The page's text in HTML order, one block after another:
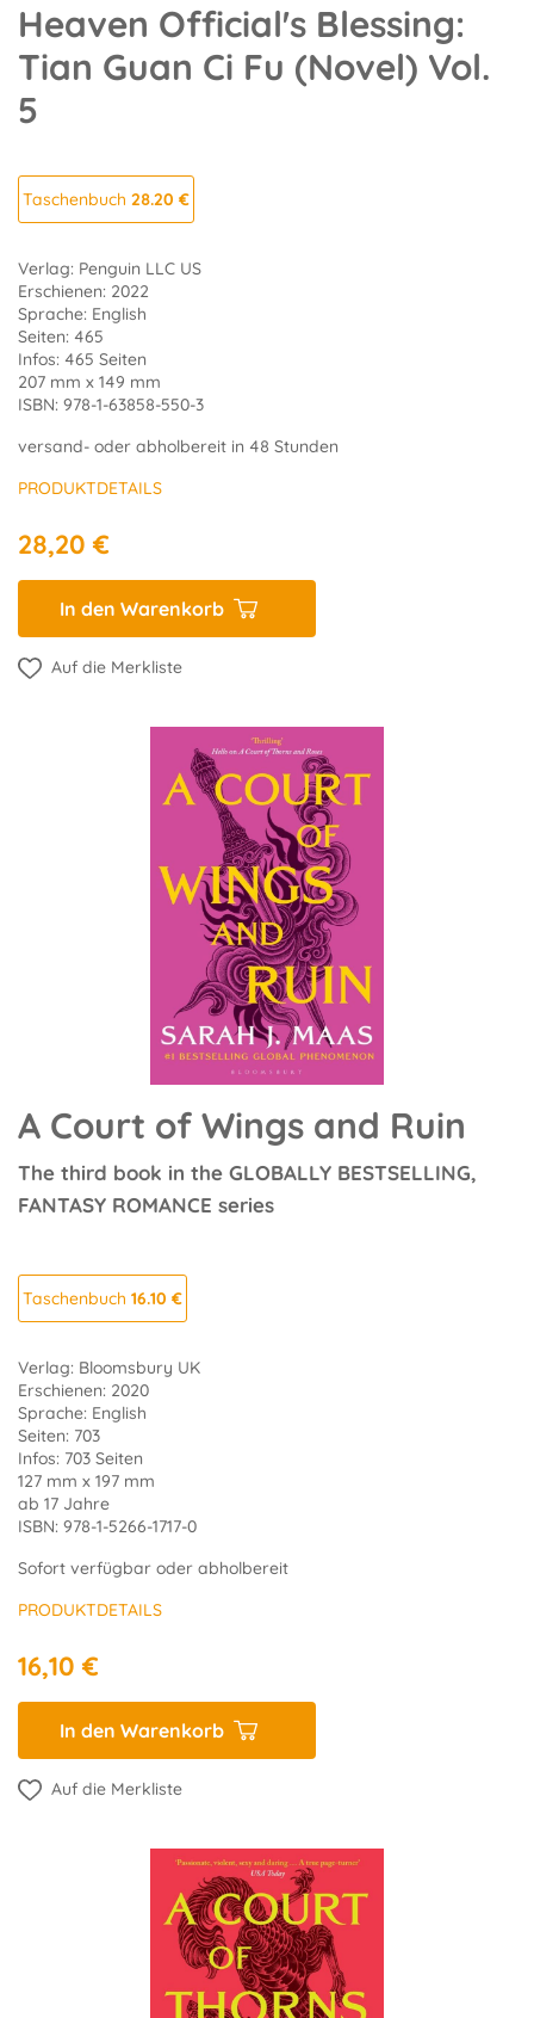
Heaven Official's Blessing:
Tian Guan Ci Fu (Novel) Vol.
5
Taschenbuch 28.20 €
Verlag: Penguin LLC US
Erschienen: 2022
Sprache: English
Seiten: 465
Infos: 465 Seiten
207 mm x 149 mm
ISBN: 978-1-63858-550-3
versand- oder abholbereit in 48 Stunden
PRODUKTDETAILS
28,20 €
In den Warenkorb
Auf die Merkliste
A Court of Wings and Ruin
The third book in the GLOBALLY BESTSELLING,
FANTASY ROMANCE series
Taschenbuch 16.10 €
Verlag: Bloomsbury UK
Erschienen: 2020
Sprache: English
Seiten: 703
Infos: 703 Seiten
127 mm x 197 mm
ab 17 Jahre
ISBN: 978-1-5266-1717-0
Sofort verfügbar oder abholbereit
PRODUKTDETAILS
16,10 €
In den Warenkorb
Auf die Merkliste